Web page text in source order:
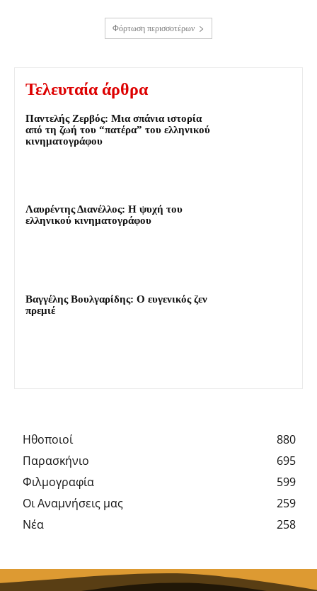
Φόρτωση περισσοτέρων
Τελευταία άρθρα
Παντελής Ζερβός: Μια σπάνια ιστορία
από τη ζωή του “πατέρα” του ελληνικού
κινηματογράφου
Λαυρέντης Διανέλλος: Η ψυχή του
ελληνικού κινηματογράφου
Βαγγέλης Βουλγαρίδης: Ο ευγενικός ζεν
πρεμιέ
Hθοποιοί
880
Παρασκήνιο
695
Φιλμογραφία
599
Οι Αναμνήσεις μας
259
Νέα
258